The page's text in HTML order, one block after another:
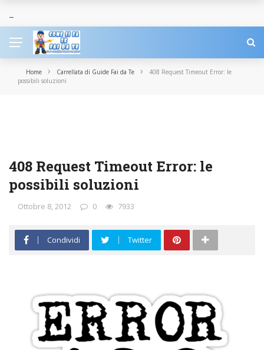
Home › Carrellata di Guide Fai da Te ›
408 Request Timeout Error: le
possibili soluzioni
408 Request Timeout Error: le
possibili soluzioni
Ottobre 8, 2012 0 7933
Condividi Twitter